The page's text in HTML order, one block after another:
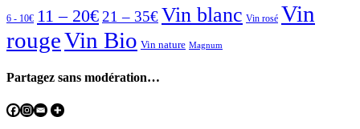
6 - 10€ 11 – 20€ 21 – 35€Vin blanc Vin rosé Vin
rougeVin Bio Vin nature Magnum
Partagez sans modération…